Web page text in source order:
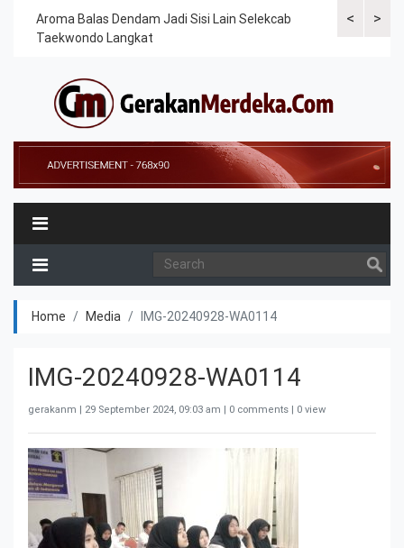
<
Aroma Balas Dendam Jadi Sisi Lain Selekcab
Taekwondo Langkat
>
Home Media IMG-20240928-WA0114
IMG-20240928-WA0114
gerakanm | 29 September 2024, 09:03 am | 0 comments | 0 view